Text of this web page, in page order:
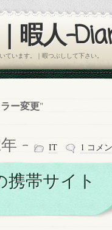
暇人-
ています。｜暇つぶしして下さい。
ー変更"
- IT 1 コメ
携帯サイト